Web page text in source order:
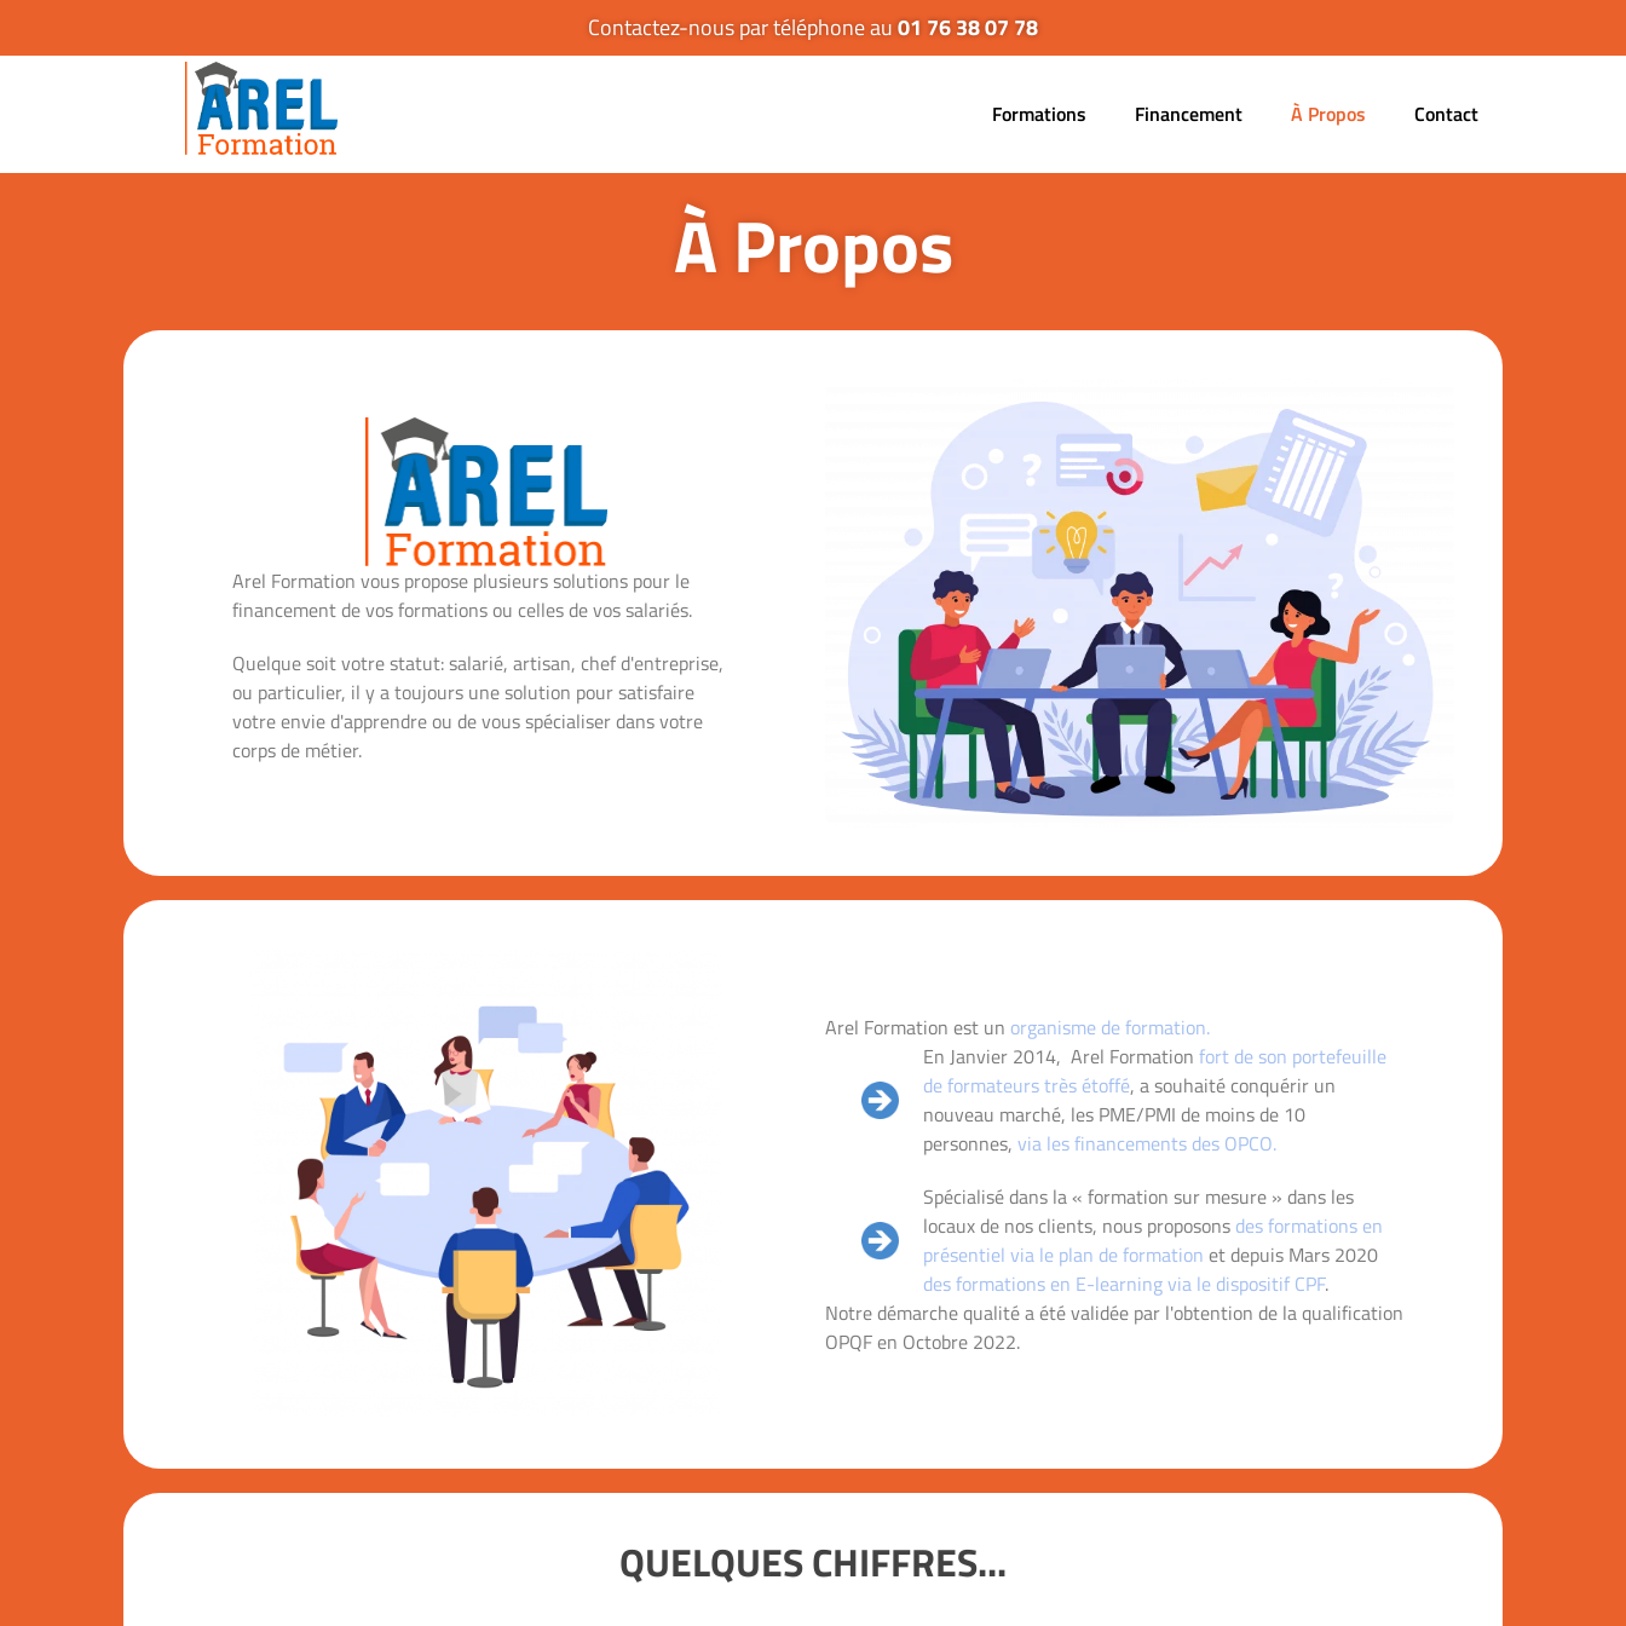
Contactez-nous par téléphone au01 76 38 07 78
Formations Financement À Propos Contact
À Propos
Arel Formation vous propose plusieurs solutions pour le
financement de vos formations ou celles de vos salariés.
Quelque soit votre statut: salarié, artisan, chef d'entreprise,
ou particulier, il y a toujours une solution pour satisfaire
votre envie d'apprendre ou de vous spécialiser dans votre
corps de métier.
Arel Formation est un organisme de formation.
En Janvier 2014, Arel Formationfort de son portefeuille
de formateurs très étoffé, a souhaité conquérir un
nouveau marché, les PME/PMI de moins de 10
personnes,via les financements des OPCO.
Spécialisé dans la « formation sur mesure » dans les
locaux de nos clients, nous proposons des formations en
présentiel via le plan de formation et depuis Mars 2020
des formations en E-learning via le dispositif CPF.
Notre démarche qualité a été validée par l'obtention de la qualification
OPQF en Octobre 2022.
QUELQUES CHIFFRES...